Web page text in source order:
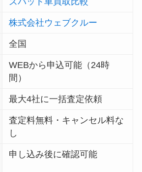
株式会社ウェブクルー
全国
WEBから申込可能（24時
間）
最大4社に一括査定依頼
査定料無料・キャンセル料な
し
申し込み後に確認可能